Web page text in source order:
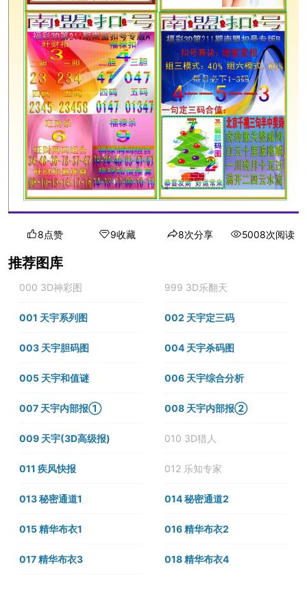
8点赞 9收藏 8次分享 5008次阅读
推荐图库
000 3D神彩图 999 3D乐翻天
001 天宇系列图 002 天宇定三码
003 天宇胆码图 004 天宇杀码图
005 天宇和值谜 006 天宇综合分析
007 天宇内部报① 008 天宇内部报②
009 天宇(3D高级报) 010 3D猎人
011 疾风快报 012 乐知专家
013 秘密通道1 014 秘密通道2
015 精华布衣1 016 精华布衣2
017 精华布衣3 018 精华布衣4